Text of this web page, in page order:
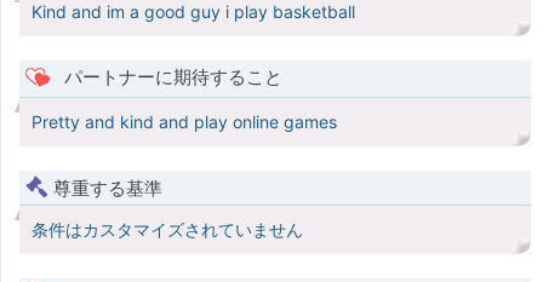
Kind and im a good guy i play basketball
パートナーに期待すること
Pretty and kind and play online games
尊重する基準
条件はカスタマイズされていません